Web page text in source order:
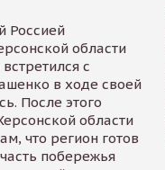
Россией
области
с
в ходе своей
После этого
области
что регион готов
побережья